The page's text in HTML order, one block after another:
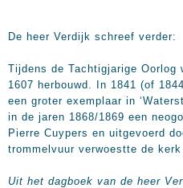
De heer Verdijk schreef verder:
Tijdens de Tachtigjarige Oorlog
1607 herbouwd. In 1841 (of
een groter exemplaar in
in de jaren 1868/1869 een
Pierre Cuypers en uitgevoerd
trommelvuur verwoestte de
Uit het dagboek van de heer